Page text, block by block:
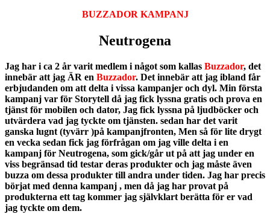
BUZZADOR KAMPANJ
Neutrogena
Jag har i ca 2 år varit medlem i något som kallas Buzzador, det
innebär att jag ÄR en Buzzador. Det innebär att jag ibland får
erbjudanden om att delta i vissa kampanjer och dyl. Min första
kampanj var för Storytell då jag fick lyssna gratis och prova en
tjänst för mobilen och dator, Jag fick lyssna på ljudböcker och
utvärdera vad jag tyckte om tjänsten. sedan har det varit
ganska lugnt (tyvärr )på kampanjfronten, Men så för lite drygt
en vecka sedan fick jag förfrågan om jag ville delta i en
kampanj för Neutrogena, som gick/går ut på att jag under en
viss begränsad tid testar deras produkter och jag måste även
buzza om dessa produkter till andra under tiden. Jag har precis
börjat med denna kampanj , men då jag har provat på
produkterna ett tag kommer jag självklart berätta för er vad
jag tyckte om dem.